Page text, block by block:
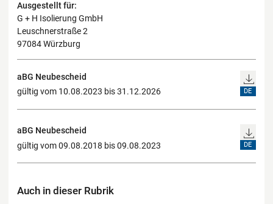
Ausgestellt für:
G + H Isolierung GmbH
Leuschnerstraße 2
97084 Würzburg
aBG Neubescheid
gültig vom 10.08.2023 bis 31.12.2026
DE
aBG Neubescheid
gültig vom 09.08.2018 bis 09.08.2023
DE
Auch in dieser Rubrik